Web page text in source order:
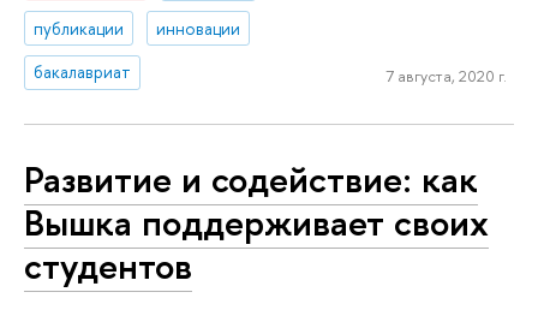
публикации
инновации
бакалавриат
7 августа, 2020 г.
Развитие и содействие: как
Вышка поддерживает своих
студентов